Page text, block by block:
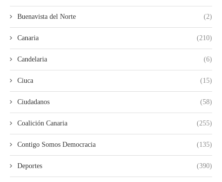
Buenavista del Norte (2)
Canaria (210)
Candelaria (6)
Ciuca (15)
Ciudadanos (58)
Coalición Canaria (255)
Contigo Somos Democracia (135)
Deportes (390)